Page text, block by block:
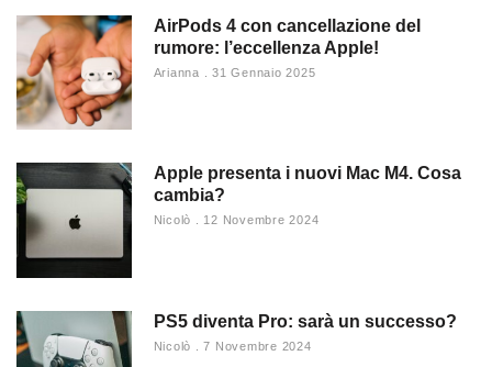
AirPods 4 con cancellazione del
rumore: l’eccellenza Apple!
Arianna 31 Gennaio 2025
Apple presenta i nuovi Mac M4. Cosa
cambia?
Nicolò 12 Novembre 2024
PS5 diventa Pro: sarà un successo?
Nicolò 7 Novembre 2024